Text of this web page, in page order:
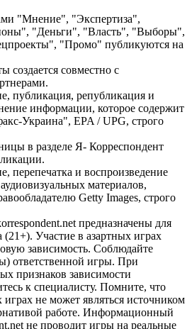
"Мнение", "Экспертиза",
"Деньги", "Власть", "Выборы",
"Промо" публикуются на
создается совместно с
публикация, републикация и
информации, которое содержит
Украина", EPA / UPG, строго
в разделе Я- Корреспондент
перепечатка и воспроизведение
материалов,
Getty Images, строго
предназначены для
(21+). Участие в азартных играх
зависимость. Соблюдайте
ответственной игры. При
признаков зависимости
к специалисту. Помните, что
играх не может являться источником
работе. Информационный
не проводит игры на реальные